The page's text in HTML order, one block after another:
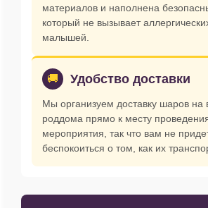
материалов и наполнена
который не вызывает
малышей.
🚚 Удобство доставки
Мы организуем доставку шаров на
роддома прямо к месту
мероприятия, так что вам не
беспокоиться о том, как их